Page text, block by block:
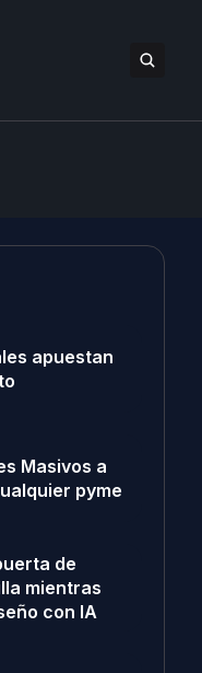
apuestan
Masivos a
pyme
de
mientras
con IA